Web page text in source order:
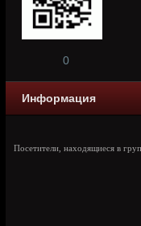
0
Информация
Посетители, находящиеся в